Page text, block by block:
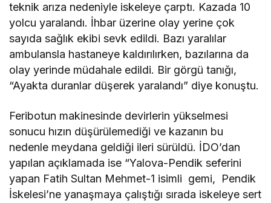
teknik arıza nedeniyle iskeleye çarptı. Kazada 10
yolcu yaralandı. İhbar üzerine olay yerine çok
sayıda sağlık ekibi sevk edildi. Bazı yaralılar
ambulansla hastaneye kaldırılırken, bazılarına da
olay yerinde müdahale edildi. Bir görgü tanığı,
“Ayakta duranlar düşerek yaralandı” diye konuştu.
Feribotun makinesinde devirlerin yükselmesi
sonucu hızın düşürülemediği ve kazanın bu
nedenle meydana geldiği ileri sürüldü. İDO’dan
yapılan açıklamada ise “Yalova-Pendik seferini
yapan Fatih Sultan Mehmet-1 isimli gemi, Pendik
İskelesi’ne yanaşmaya çalıştığı sırada iskeleye sert